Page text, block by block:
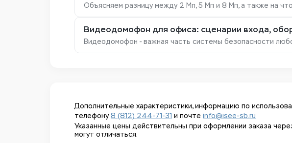
Объясняем разницу между 2 Мп, 5 Мп и 8 Мп, а также на
Видеодомофон для офиса: сценарии входа,
Видеодомофон - важная часть системы безопасности
Дополнительные характеристики, информацию по
телефону8 (812) 244-71-31 и почте info@isee-sb.ru
Указанные цены действительны при оформлении заказа
могут отличаться.